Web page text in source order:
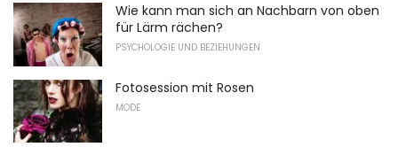
Wie kann man sich an Nachbarn von oben
für Lärm rächen?
PSYCHOLOGIE UND BEZIEHUNGEN
Fotosession mit Rosen
MODE